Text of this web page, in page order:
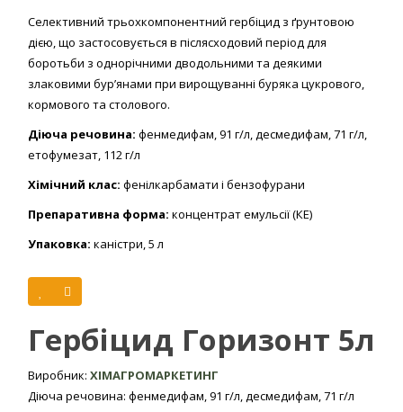
Селективний трьохкомпонентний гербіцид з ґрунтовою
дією, що застосовується в післясходовий період для
боротьби з однорічними дводольними та деякими
злаковими бур’янами при вирощуванні буряка цукрового,
кормового та столового.
Діюча речовина: фенмедифам, 91 г/л, десмедифам, 71 г/л,
етофумезат, 112 г/л
Хімічний клас: фенілкарбамати і бензофурани
Препаративна форма: концентрат емульсії (КЕ)
Упаковка: каністри, 5 л
Швидкість дії:
видимі симптоми дії препарату проявляються через 3-4
доби. Повна загибель бур’янів настає через 7-10 діб.
Механізм дії:
Гербіцид Горизонт 5л
Виробник: ХІМАГРОМАРКЕТИНГ
Діюча речовина: фенмедифам, 91 г/л, десмедифам, 71 г/л